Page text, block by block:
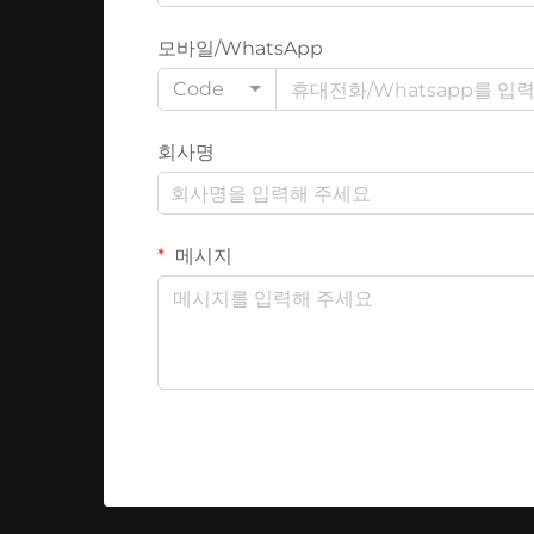
모바일/WhatsApp
Code
회사명
메시지